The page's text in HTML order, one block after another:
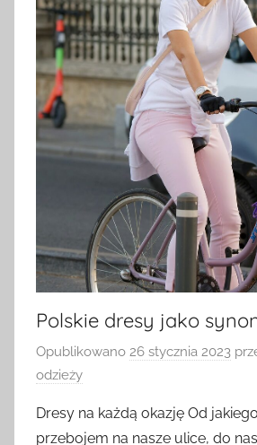
Polskie dresy jako
Opublikowano 26 stycznia 2023
odzieży
Dresy na każdą okazję Od
przebojem na nasze ulice, do